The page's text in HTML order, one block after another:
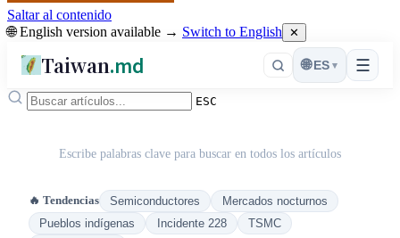
Saltar al contenido
🌐 English version available → Switch to English ✕
Taiwan.md ☰
🌐 ES ▾
ESC
Escribe palabras clave para buscar en todos los artículos
🔥 Tendencias Semiconductores
Mercados nocturnos
Pueblos indígenas
Incidente 228
TSMC